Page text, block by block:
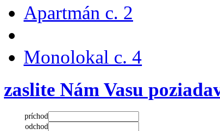
Apartmán c. 2
Monolokal c. 4
zaslite Nám Vasu
príchod
odchod